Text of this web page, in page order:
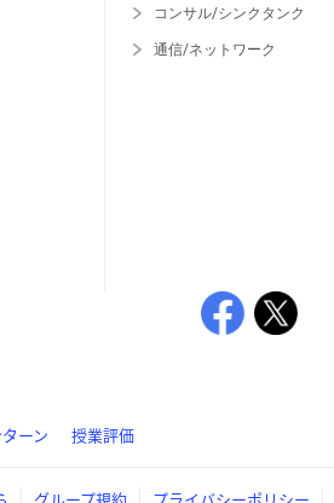
コンサル/シンクタンク
通信/ネットワーク
ーン 授業評価